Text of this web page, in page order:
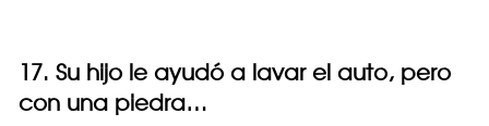
17. Su hijo le ayudó a lavar el auto, pero
con una piedra…